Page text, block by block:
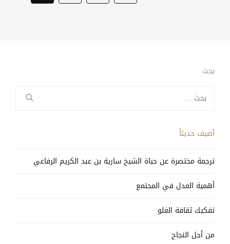
بحث
عن:
أضيف حديثاً
ترجمة مختصرة عن حياة الشيخ سارية بن عبد الكريم الرفاعي
أهمية العدل في المجتمع
تفكيك ثقافة الغلو
من أجل النجاح